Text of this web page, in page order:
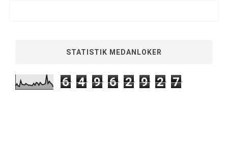
STATISTIK MEDANLOKER
6 4 9 6 2 9 2 7